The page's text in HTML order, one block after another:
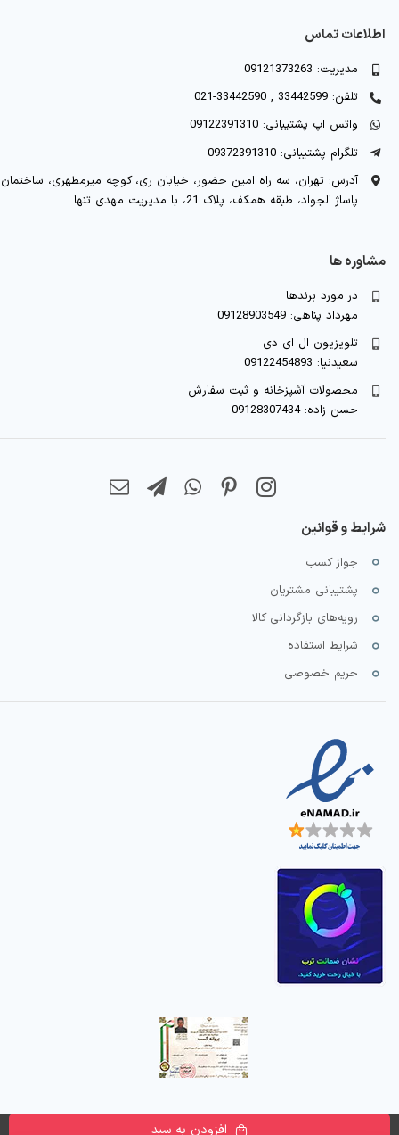
اطلاعات تماس
مدیریت: 09121373263
تلفن: 33442599 , 33442590-021
واتس اپ پشتیبانی: 09122391310
تلگرام پشتیبانی: 09372391310
آدرس: تهران، سه راه امین حضور، خیابان ری، کوچه میرمطهری، ساختمان
پاساژ الجواد، طبقه همکف، پلاک 21، با مدیریت مهدی تنها
مشاوره ها
در مورد برندها
مهرداد پناهی: 09128903549
تلویزیون ال ای دی
سعیدنیا: 09122454893
محصولات آشپزخانه و ثبت سفارش
حسن زاده: 09128307434
شرایط و قوانین
جواز کسب
پشتیبانی مشتریان
رویه‌های بازگردانی کالا
شرایط استفاده
حریم خصوصی
افزودن به سبد